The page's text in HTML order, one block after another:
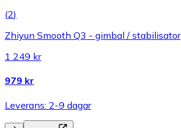
(2)
Zhiyun Smooth Q3 - gimbal / stabilisator
1 249 kr
979 kr
Leverans: 2-9 dagar